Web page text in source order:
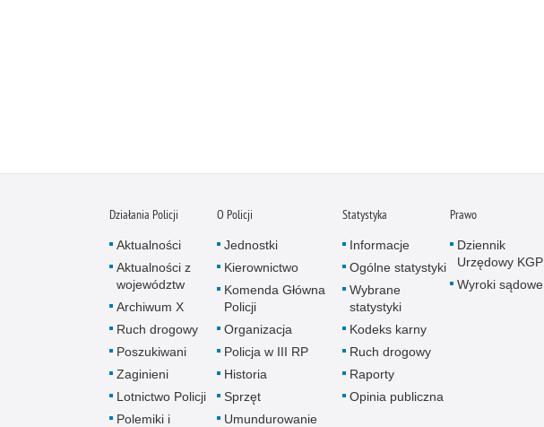
Działania Policji
Aktualności
Aktualności z
województw
Archiwum X
Ruch drogowy
Poszukiwani
Zaginieni
Lotnictwo Policji
Polemiki i
O Policji
Jednostki
Kierownictwo
Komenda Główna
Policji
Organizacja
Policja w III RP
Historia
Sprzęt
Umundurowanie
Statystyka
Informacje
Ogólne statystyki
Wybrane
statystyki
Kodeks karny
Ruch drogowy
Raporty
Opinia publiczna
Prawo
Dziennik
Urzędowy KGP
Wyroki sądowe